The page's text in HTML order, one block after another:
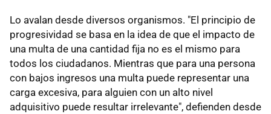
Lo avalan desde diversos organismos. "El principio de
progresividad se basa en la idea de que el impacto de
una multa de una cantidad fija no es el mismo para
todos los ciudadanos. Mientras que para una persona
con bajos ingresos una multa puede representar una
carga excesiva, para alguien con un alto nivel
adquisitivo puede resultar irrelevante", defienden desde